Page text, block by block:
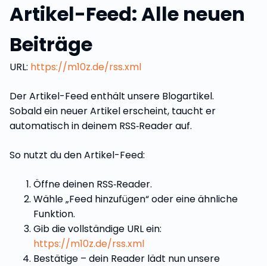
Artikel-Feed: Alle neuen
Beiträge
URL: https://m10z.de/rss.xml
Der Artikel-Feed enthält unsere Blogartikel.
Sobald ein neuer Artikel erscheint, taucht er
automatisch in deinem RSS‑Reader auf.
So nutzt du den Artikel-Feed:
Öffne deinen RSS‑Reader.
Wähle „Feed hinzufügen“ oder eine ähnliche
Funktion.
Gib die vollständige URL ein:
https://m10z.de/rss.xml
Bestätige – dein Reader lädt nun unsere